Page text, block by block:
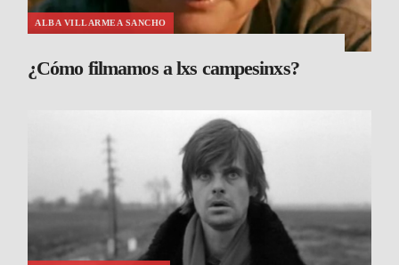
ALBA VILLARMEA SANCHO
¿Cómo filmamos a lxs campesinxs?